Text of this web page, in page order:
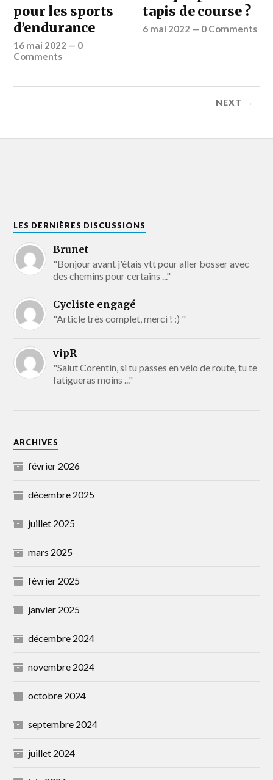
pour les sports
d’endurance
16 mai 2022 — 0
Comments
tapis de course ?
6 mai 2022 — 0 Comments
NEXT →
LES DERNIÈRES DISCUSSIONS
Brunet
"Bonjour avant j'étais vtt pour aller bosser avec
des chemins pour certains ..."
Cycliste engagé
"Article très complet, merci ! :) "
vipR
"Salut Corentin, si tu passes en vélo de route, tu te
fatigueras moins ..."
ARCHIVES
février 2026
décembre 2025
juillet 2025
mars 2025
février 2025
janvier 2025
décembre 2024
novembre 2024
octobre 2024
septembre 2024
juillet 2024